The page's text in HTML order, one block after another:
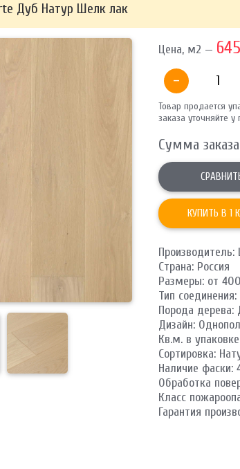
Ваши
Дуб Натур Шелк лак
Цена, м2 —
-
Товар продается
заказа уточняйте у
Сумма
КУПИТЬ В 1
Производитель:
Страна: Россия
Размеры: от
Тип
Порода дерева:
Дизайн:
Кв.м. в
Сортировка:
Наличие фаски:
Обработка
Класс
Гарантия